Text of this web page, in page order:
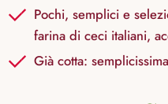
Pochi, semplici e
farina di ceci italiani,
Già cotta: